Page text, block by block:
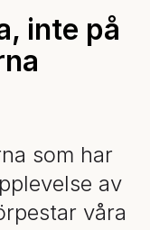
inte på
som har
av
våra